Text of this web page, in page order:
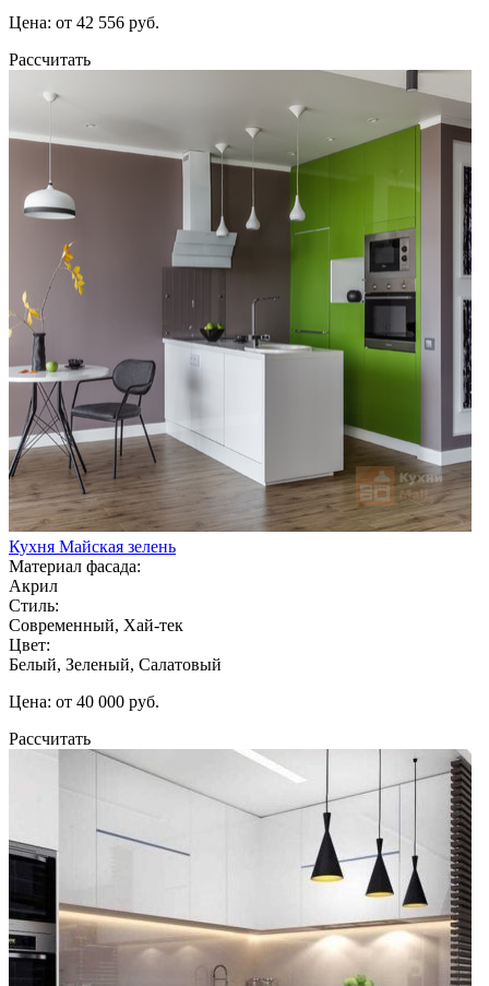
Цена: от 42 556 руб.
Рассчитать
Кухня Майская зелень
Материал фасада:
Акрил
Стиль:
Современный, Хай-тек
Цвет:
Белый, Зеленый, Салатовый
Цена: от 40 000 руб.
Рассчитать